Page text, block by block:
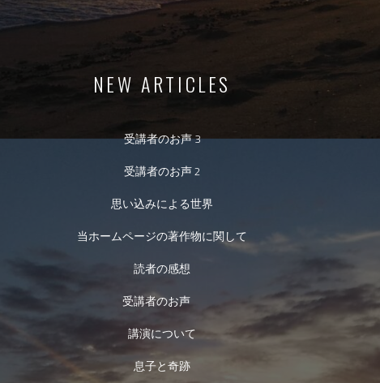
NEW ARTICLES
受講者のお声 3
受講者のお声 2
思い込みによる世界
当ホームページの著作物に関して
読者の感想
受講者のお声
講演について
息子と奇跡